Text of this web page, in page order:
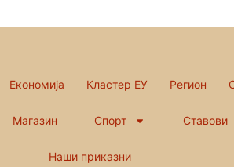
Економија Кластер ЕУ Регион
Магазин Спорт Ставови
Наши приказни